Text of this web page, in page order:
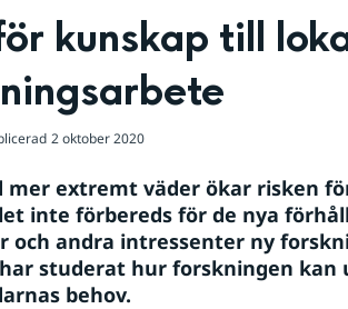
kunskap till
2 oktober 2020
extremt väder ökar risken
inte förbereds för de nya
och andra intressenter ny
har studerat hur forskningen kan
behov.